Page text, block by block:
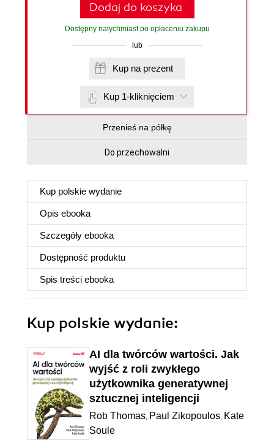
Dodaj do koszyka
Dostępny natychmiast po opłaceniu zakupu
lub
Kup na prezent
Kup 1-kliknięciem
Przenieś na półkę
Do przechowalni
Kup polskie wydanie
Opis ebooka
Szczegóły ebooka
Dostępność produktu
Spis treści ebooka
Kup polskie wydanie:
AI dla twórców wartości. Jak
wyjść z roli zwykłego
użytkownika generatywnej
sztucznej inteligencji
Rob Thomas, Paul Zikopoulos, Kate
Soule